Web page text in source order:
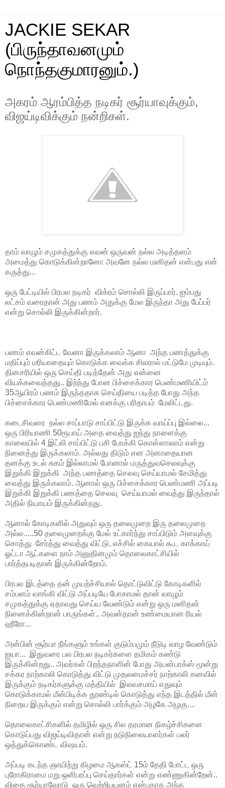
JACKIE SEKAR
(பிருந்தாவனமும்
நொந்தகுமாரனும்.)
அகரம் ஆரம்பித்த நடிகர் சூர்யாவுக்கும்,
விஜய்டிவிக்கும் நன்றிகள்.
தாம் வாழும் சமுகத்துக்கு எவன் ஒருவன் நல்ல அடித்தளம்
அமைத்து கொடுக்கின்றானோ அவனே நல்ல மனிதன் என்பது என்
கருத்து...
ஒரு பேட்டியில் பிரபல நடிகர் விக்ரம் சொல்லி இருப்பார். ஐம்பது
லட்சம் வரைதான் அது பணம் அதுக்கு மேல இருந்தா அது பேப்பர்
என்று சொல்லி இருக்கின்றார்.
பணம் எவன்கிட்ட வேனா இருக்கலாம் ஆனா அந்த பணத்துக்கு
மதிப்பும் மரியாதையும் கொடுக்க வைக்க சிலரால் மட்டுமே முடியும்.
தினசரியில் ஒரு செய்தி படித்தேன் அது என்னை
வியக்கவைத்தது.. இற்ந்து போன பிச்சைக்கார பெண்மணியிட்ம்
35ஆயிரம் பணம் இருந்ததாக செய்தியை படித்த போது அந்த
பிச்சைக்கார பெண்மணிமேல் எனக்கு பரிதாபம் மேலிட்டது.
கடைசிவரை நல்ல சாப்பாடு சாப்பிட்டு இருக்க வாய்ப்பு இல்லை...
ஒரு பிரியாணி 50ரூபாய் அதை வைத்து ஐந்து நாளைக்கு
காலையில் 4 இட்லி சாப்பிட்டு பசி போக்கி கொள்ளாலாம் என்று
நினைத்து இருக்கலாம். அல்லது திடும் என அனாதையான
தனக்கு உடல் சுகம் இல்லாமல் போனால் மருத்துவசெலவுக்கு
இறுக்கி இறுக்கி அந்த பணத்தை செலவு செய்யாமல் சேமித்து
வைத்து இருக்கலாம். ஆனால் ஒரு பிச்சைக்கார பெண்மணி அப்படி
இறுக்கி இறுக்கி பணத்தை செலவு செய்யாமல் வைத்து இருந்தால்
அதில் நியாயம் இருக்கின்றது.
ஆனால் கோடிகளில் அதுவும் ஒரு தலைமுறை இரு தலைமுறை
அல்ல.....50 தலைமுறைக்கு மேல் உட்கார்ந்து சாப்பிடும் அளவுக்கு
சொத்து சேர்த்து வைத்து விட்டு, எச்சில் கையால் கூட காக்காய்
ஓட்டா ஆட்களை நாம் அனுதினமும் தொலைகாட்சியில்
பார்த்தபடிதான் இருக்கின்றோம்.
பிரபல இடத்தை தன் முயற்ச்சியால் தொட்டுவிட்டு கோடிகளில்
சம்பளம் வாங்கி விட்டு அப்படியே போகாமல் தான் வாழும்
சமுகத்துக்கு ஏதாவது செய்ய வேண்டும் என்று ஒரு மனிதன்
நினைக்கின்றான் பாருங்கள்.. அவன்தான் உண்மையான ரியல்
ஹீரோ...
அன்பின் சூர்யா நீங்களும் உங்கள் குடும்பமும் நீடுடி வாழ வேண்டும்
ஐயா... இதுவரை பல பிரபல நடிகர்களை தமிகம் கண்டு
இருக்கின்றது.. அவர்கள் பிறந்தநாளின் போது அயன்பாக்ஸ் மூன்று
சக்கர நாற்காலி கொடுத்து விட்டு முதலமைச்சர் நாற்காலி கனவில்
இருக்கும் நடிகர்களுக்கு மத்தியில் இலவசமாய் எதுவும்
கொடுக்காமல் மீன்பிடிக்க தூண்டில் கொடுத்து எந்த இடத்தில் மீன்
நிறைய இருக்கும் என்று சொல்லி பார்க்கும் அழகே அழகு....
தொலைகாட்சிகளில் தமிழில் ஒரு சில தரமான நிகழ்ச்சிகளை
கொடுப்பது விஜய்டிவிதான் என்று நடுநிலையாளர்கள் பலர்
ஒத்துக்கொண்ட விஷயம்.
அப்படி கடந்த ஞாயிற்று கிழமை ஆகஸ்ட் 15ம் தேதி போட்ட ஒரு
புரோகிராமை மறு ஒளிபரப்பு செய்தார்கள் என்று எண்ணுகின்றேன்..
விதை சூர்யாவோடு ஒரு வெற்றிபயனம் என்பதாக அந்த